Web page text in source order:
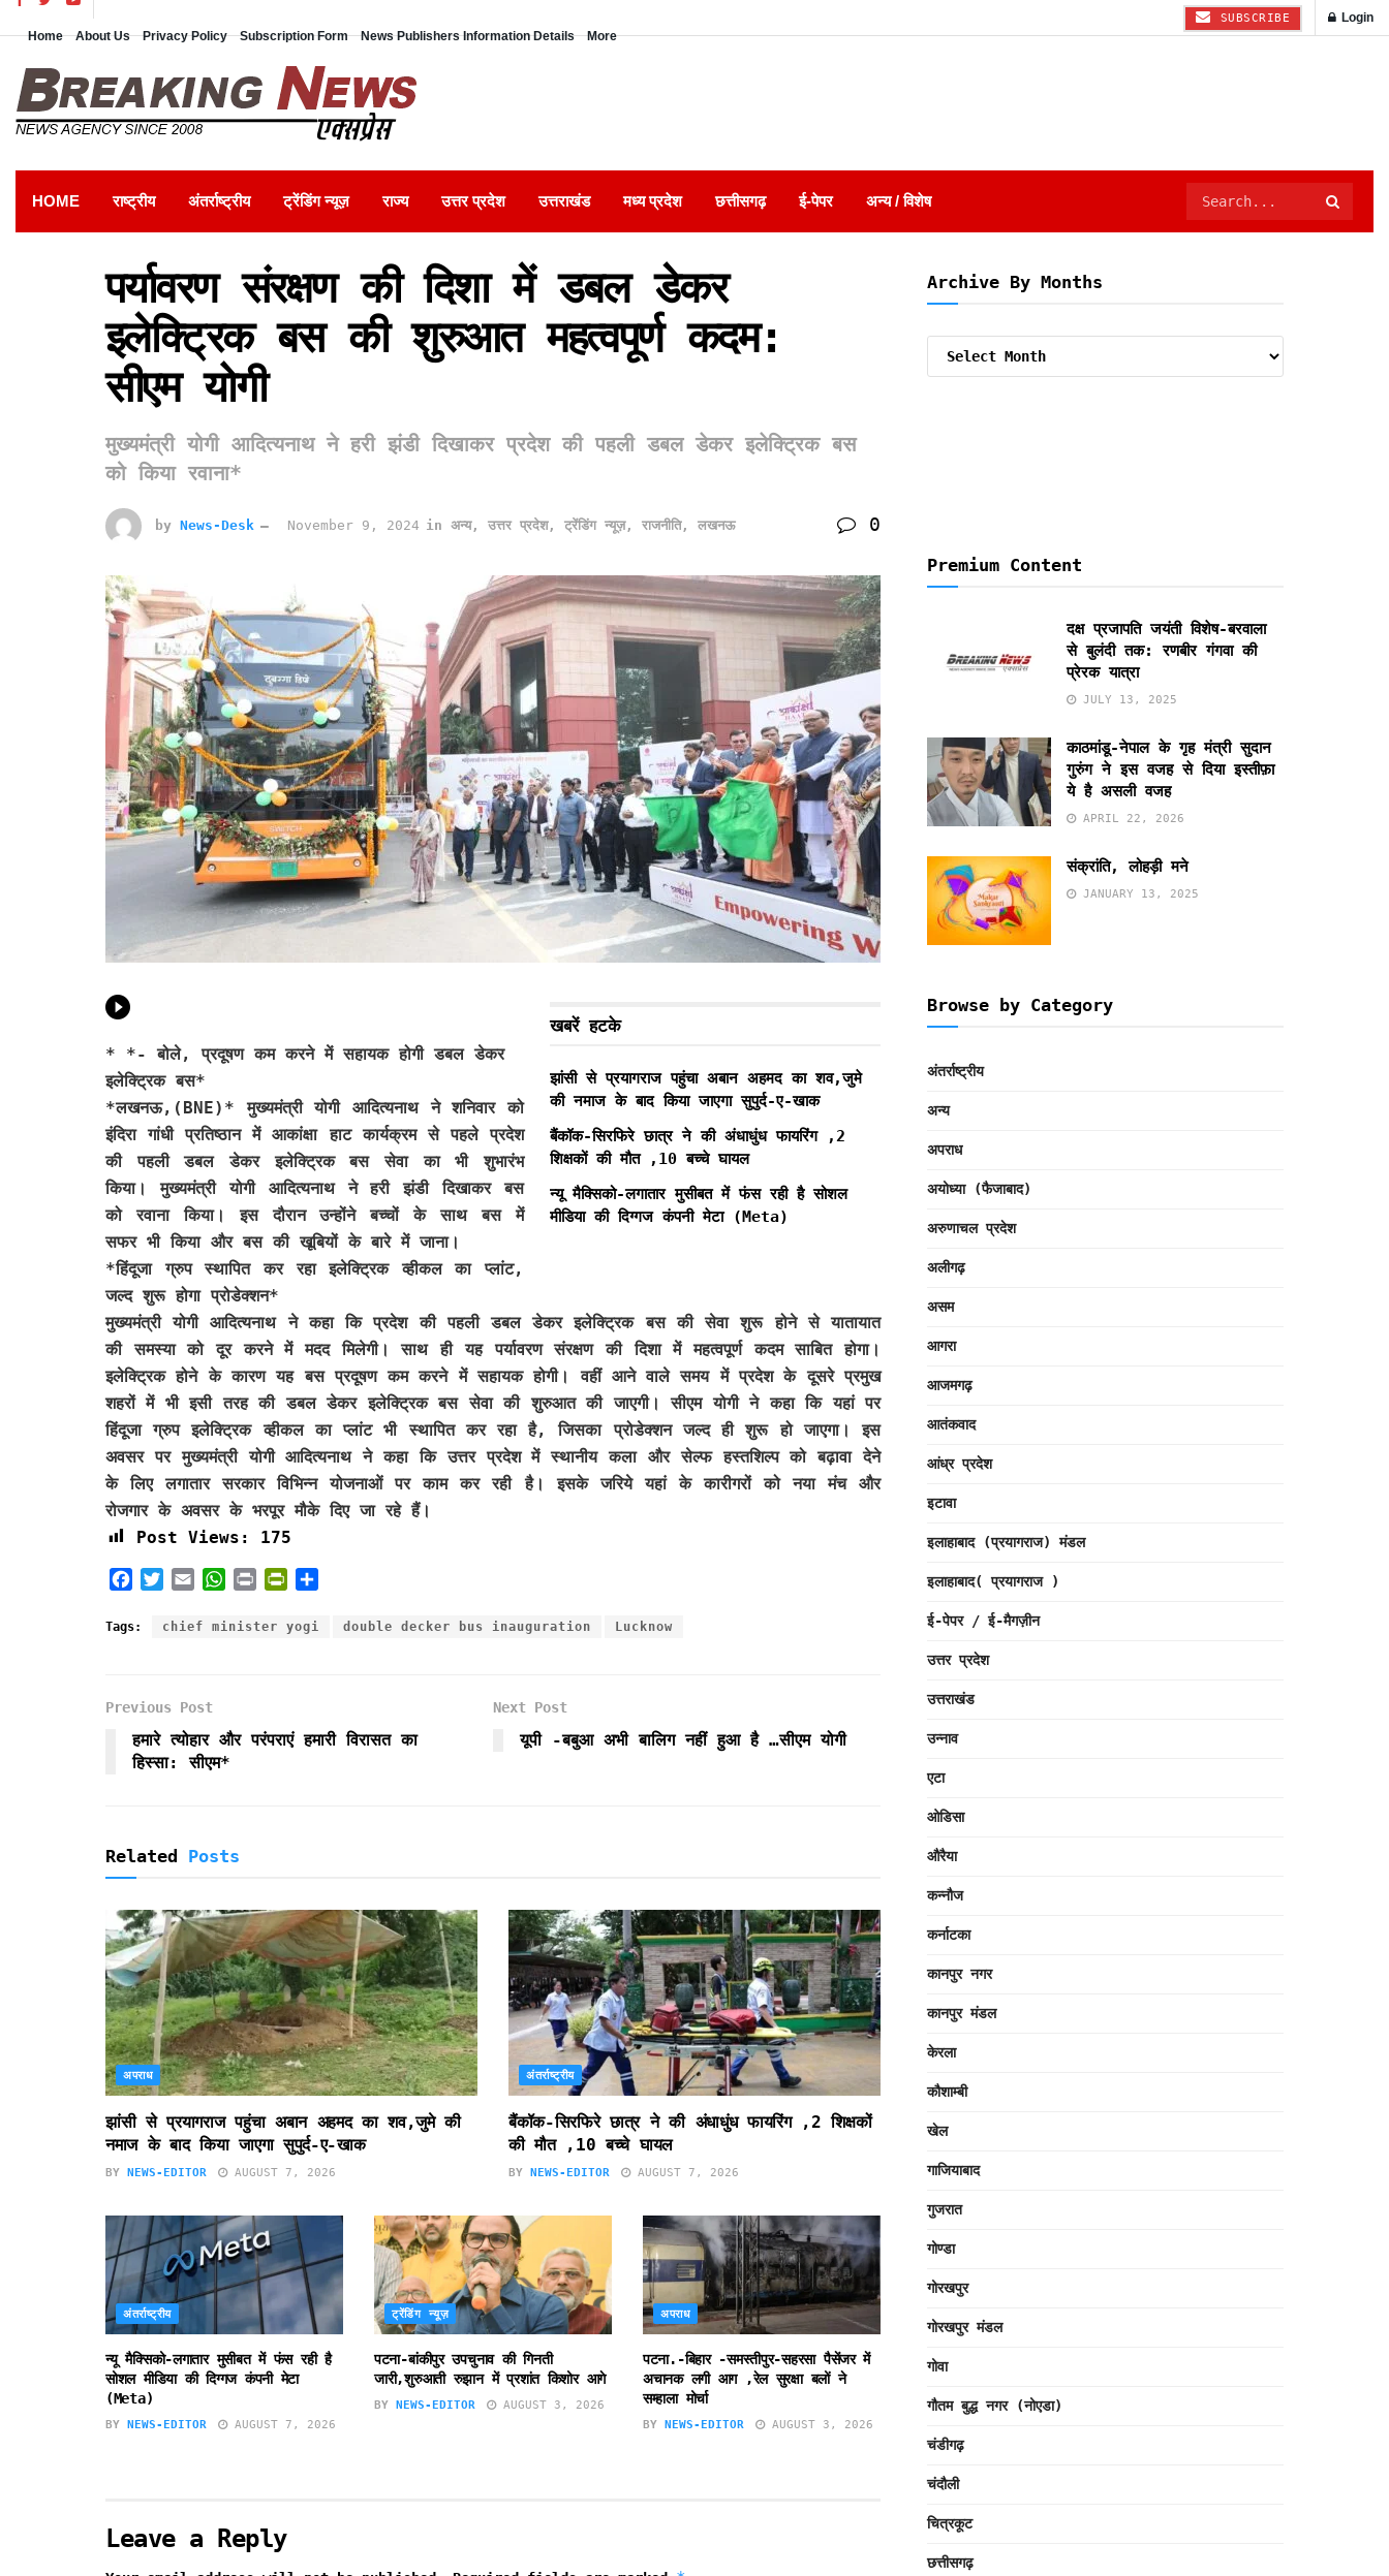
Home About Us Privacy Policy Subscription Form News Publishers Information Details More
SUBSCRIBE Login
HOME राष्ट्रीय अंतर्राष्ट्रीय ट्रेंडिंग न्यूज़ राज्य उत्तर प्रदेश उत्तराखंड मध्य प्रदेश छत्तीसगढ़ ई-पेपर अन्य / विशेष
पर्यावरण संरक्षण की दिशा में डबल डेकर
इलेक्ट्रिक बस की शुरुआत महत्वपूर्ण कदम:
सीएम योगी
मुख्यमंत्री योगी आदित्यनाथ ने हरी झंडी दिखाकर प्रदेश की पहली डबल डेकर इलेक्ट्रिक बस
को किया रवाना*
by News-Desk November 9, 2024 in अन्य, उत्तर प्रदेश, ट्रेंडिंग न्यूज़, राजनीति, लखनऊ 0
खबरें हटके
झांसी से प्रयागराज पहुंचा अबान अहमद का शव,जुमे
की नमाज के बाद किया जाएगा सुपुर्द-ए-खाक
बैंकॉक-सिरफिरे छात्र ने की अंधाधुंध फायरिंग ,2
शिक्षकों की मौत ,10 बच्चे घायल
न्यू मैक्सिको-लगातार मुसीबत में फंस रही है सोशल
मीडिया की दिग्गज कंपनी मेटा (Meta)
* *- बोले, प्रदूषण कम करने में सहायक होगी डबल डेकर
इलेक्ट्रिक बस*
*लखनऊ,(BNE) * मुख्यमंत्री योगी आदित्यनाथ ने शनिवार को
इंदिरा गांधी प्रतिष्ठान में आकांक्षा हाट कार्यक्रम से पहले प्रदेश
की पहली डबल डेकर इलेक्ट्रिक बस सेवा का भी शुभारंभ
किया। मुख्यमंत्री योगी आदित्यनाथ ने हरी झंडी दिखाकर बस
को रवाना किया। इस दौरान उन्होंने बच्चों के साथ बस में
सफर भी किया और बस की खूबियों के बारे में जाना।
*हिंदूजा ग्रुप स्थापित कर रहा इलेक्ट्रिक व्हीकल का प्लांट,
जल्द शुरू होगा प्रोडेक्शन*
मुख्यमंत्री योगी आदित्यनाथ ने कहा कि प्रदेश की पहली डबल डेकर इलेक्ट्रिक बस की सेवा शुरू होने से यातायात
की समस्या को दूर करने में मदद मिलेगी। साथ ही यह पर्यावरण संरक्षण की दिशा में महत्वपूर्ण कदम साबित होगा।
इलेक्ट्रिक होने के कारण यह बस प्रदूषण कम करने में सहायक होगी। वहीं आने वाले समय में प्रदेश के दूसरे प्रमुख
शहरों में भी इसी तरह की डबल डेकर इलेक्ट्रिक बस सेवा की शुरुआत की जाएगी। सीएम योगी ने कहा कि यहां पर
हिंदूजा ग्रुप इलेक्ट्रिक व्हीकल का प्लांट भी स्थापित कर रहा है, जिसका प्रोडेक्शन जल्द ही शुरू हो जाएगा। इस
अवसर पर मुख्यमंत्री योगी आदित्यनाथ ने कहा कि उत्तर प्रदेश में स्थानीय कला और सेल्फ हस्तशिल्प को बढ़ावा देने
के लिए लगातार सरकार विभिन्न योजनाओं पर काम कर रही है। इसके जरिये यहां के कारीगरों को नया मंच और
रोजगार के अवसर के भरपूर मौके दिए जा रहे हैं।
Post Views:
175
c
o
k
i
r
a
a
p
i
i
i
Tags: chief minister yogi double decker bus inauguration Lucknow
Previous Post
हमारे त्योहार और परंपराएं हमारी विरासत का
हिस्सा: सीएम*
Next Post
यूपी -बबुआ अभी बालिग नहीं हुआ है …सीएम योगी
Related Posts
अपराध
झांसी से प्रयागराज पहुंचा अबान अहमद का शव,जुमे की
नमाज के बाद किया जाएगा सुपुर्द-ए-खाक
BY NEWS-EDITOR AUGUST 7, 2026
अंतर्राष्ट्रीय
बैंकॉक-सिरफिरे छात्र ने की अंधाधुंध फायरिंग ,2 शिक्षकों
की मौत ,10 बच्चे घायल
BY NEWS-EDITOR AUGUST 7, 2026
अंतर्राष्ट्रीय
न्यू मैक्सिको-लगातार मुसीबत में फंस रही है
सोशल मीडिया की दिग्गज कंपनी मेटा
(Meta)
BY NEWS-EDITOR AUGUST 7, 2026
ट्रेंडिंग न्यूज़
पटना-बांकीपुर उपचुनाव की गिनती
जारी,शुरुआती रुझान में प्रशांत किशोर आगे
BY NEWS-EDITOR AUGUST 3, 2026
अपराध
पटना.-बिहार -समस्तीपुर-सहरसा पैसेंजर में
अचानक लगी आग ,रेल सुरक्षा बलों ने
सम्हाला मोर्चा
BY NEWS-EDITOR AUGUST 3, 2026
Leave a Reply
Archive By Months
Premium Content
दक्ष प्रजापति जयंती विशेष-बरवाला
से बुलंदी तक: रणबीर गंगवा की
प्रेरक यात्रा
JULY 13, 2025
काठमांडू-नेपाल के गृह मंत्री सुदान
गुरुंग ने इस वजह से दिया इस्तीफ़ा
ये है असली वजह
APRIL 22, 2026
संक्रांति, लोहड़ी मने
JANUARY 13, 2025
Browse by Category
अंतर्राष्ट्रीय
अन्य
अपराध
अयोध्या (फैजाबाद)
अरुणाचल प्रदेश
अलीगढ़
असम
आगरा
आजमगढ़
आतंकवाद
आंध्र प्रदेश
इटावा
इलाहाबाद (प्रयागराज) मंडल
इलाहाबाद( प्रयागराज )
ई-पेपर / ई-मैगज़ीन
उत्तर प्रदेश
उत्तराखंड
उन्नाव
एटा
ओडिसा
औरैया
कन्नौज
कर्नाटका
कानपुर नगर
कानपुर मंडल
केरला
कौशाम्बी
खेल
गाजियाबाद
गुजरात
गोण्डा
गोरखपुर
गोरखपुर मंडल
गोवा
गौतम बुद्ध नगर (नोएडा)
चंडीगढ़
चंदौली
चित्रकूट
छत्तीसगढ़